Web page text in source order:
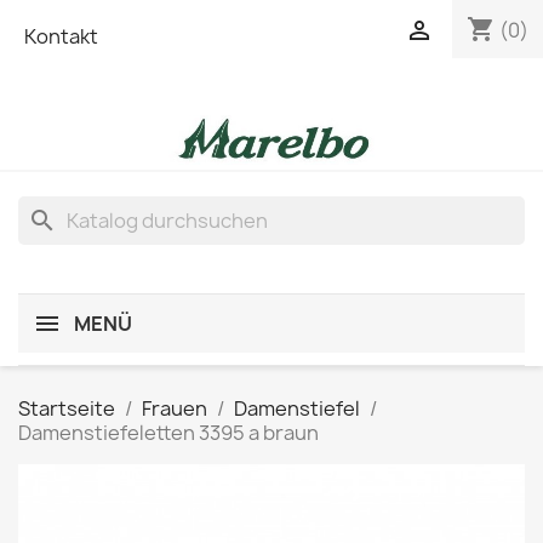
Kontakt shopping_cart (0)

search
MENÜ
Startseite Frauen
Damenstiefel
Damenstiefeletten 3395 a braun